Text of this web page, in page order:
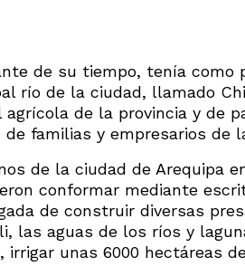
de su tiempo, tenía como
río de la ciudad, llamado
de la provincia y de
familias y empresarios de
de la ciudad de Arequipa
conformar mediante
de construir diversas
las aguas de los ríos y
unas 6000 hectáreas